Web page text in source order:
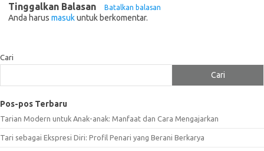
Tinggalkan Balasan Batalkan balasan
Anda harus masukuntuk berkomentar.
Cari
Cari
Pos-pos Terbaru
Tarian Modern untuk Anak-anak: Manfaat dan Cara Mengajarkan
Tari sebagai Ekspresi Diri: Profil Penari yang Berani Berkarya